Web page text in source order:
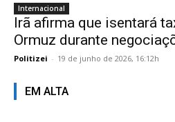
Internacional
Irã afirma que isentará
Ormuz durante
Politizei - 19 de junho de 2026, 16:12h
EM ALTA